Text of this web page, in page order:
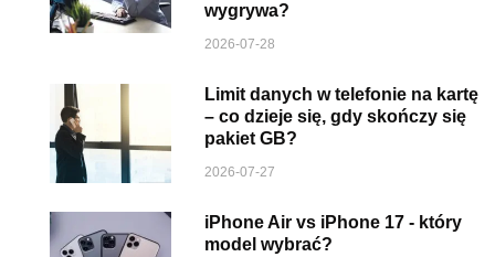
wygrywa?
2026-07-28
Limit danych w telefonie na kartę
– co dzieje się, gdy skończy się
pakiet GB?
2026-07-27
iPhone Air vs iPhone 17 - który
model wybrać?